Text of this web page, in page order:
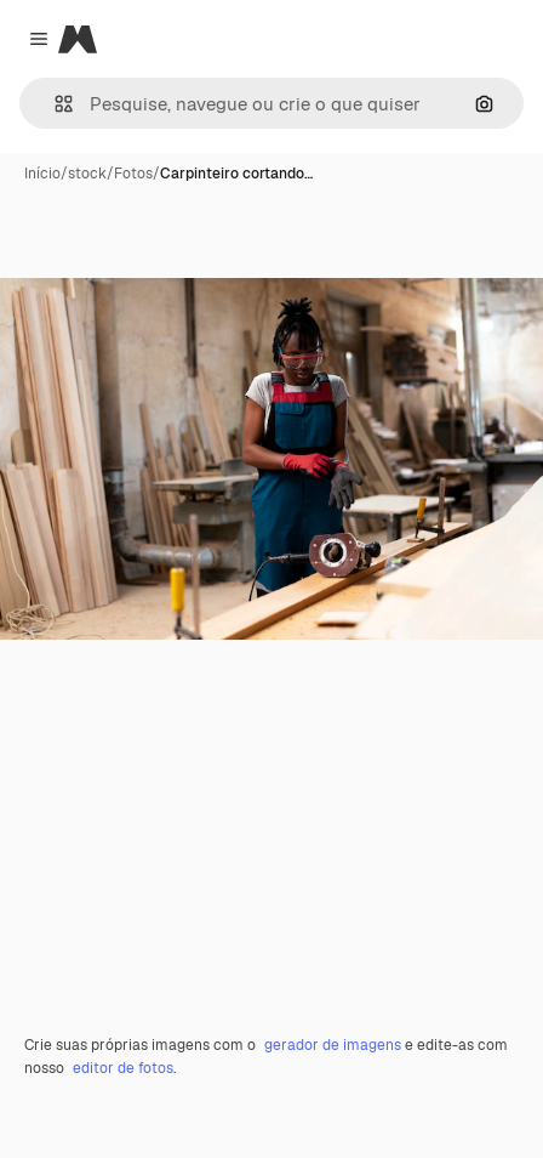
Close menu
Magnific
Início/stock/Fotos/Carpinteiro cortando…
Crie suas próprias imagens com o gerador de imagense edite-as com
nosso editor de fotos.